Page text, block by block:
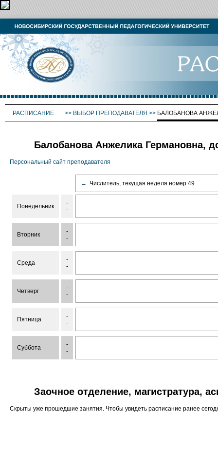
РАСПИСАНИЕ >> ВЫБОР ПРЕПОДАВАТЕЛЯ >> БАЛОБАНОВА
Балобанова Анжелика Германовна,
Персональный сайт преподавателя
← Числитель, текущая неделя номер 49
Понедельник
-
-
Вторник
-
-
Среда
-
-
Четверг
-
-
Пятница
-
-
Суббота
-
-
Заочное отделение, магистратура,
Скрыты уже прошедшие занятия. Чтобы увидеть расписание ранее